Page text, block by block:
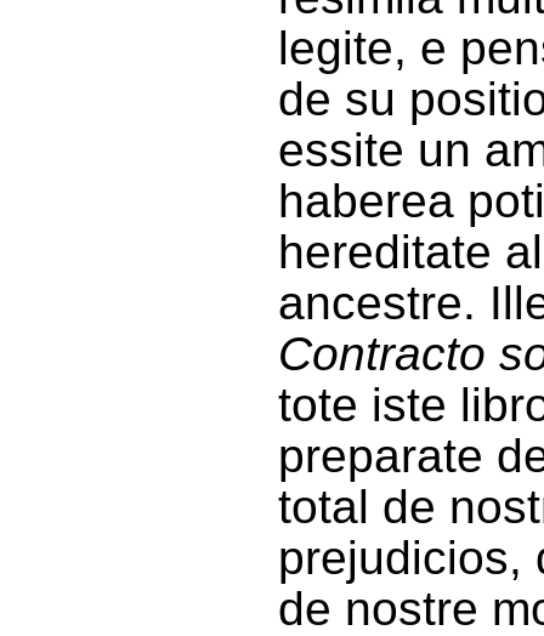
legite, e
de su
essite un
haberea
hereditate
ancestre.
Contracto
tote iste
preparate
total de
prejudicios,
de nostre